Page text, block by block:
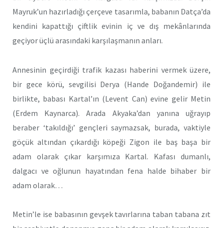
Mayruk’un hazırladığı çerçeve tasarımla, babanın Datça’da
kendini kapattığı çiftlik evinin iç ve dış mekânlarında
geçiyor üçlü arasındaki karşılaşmanın anları.
Annesinin geçirdiği trafik kazası haberini vermek üzere,
bir gece körü, sevgilisi Derya (Hande Doğandemir) ile
birlikte, babası Kartal’ın (Levent Can) evine gelir Metin
(Erdem Kaynarca). Arada Akyaka’dan yanına uğrayıp
beraber ‘takıldığı’ gençleri saymazsak, burada, vaktiyle
göçük altından çıkardığı köpeği Zigon ile baş başa bir
adam olarak çıkar karşımıza Kartal. Kafası dumanlı,
dalgacı ve oğlunun hayatından fena halde bihaber bir
adam olarak…
Metin’le ise babasının gevşek tavırlarına taban tabana zıt